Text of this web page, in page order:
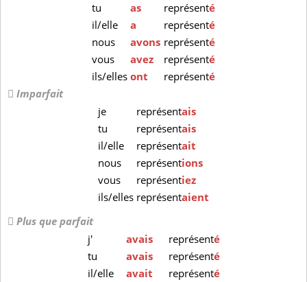
tu
as représenté
il/elle
a représenté
nous
avons représenté
vous
avez représenté
ils/ellesont représenté
Imparfait
je
représentais
tu
représentais
il/elle
représentait
nous
représentions
vous
représentiez
ils/elles représentaient
Plus que parfait
j'
avais représenté
tu
avais représenté
il/elle
avait représenté